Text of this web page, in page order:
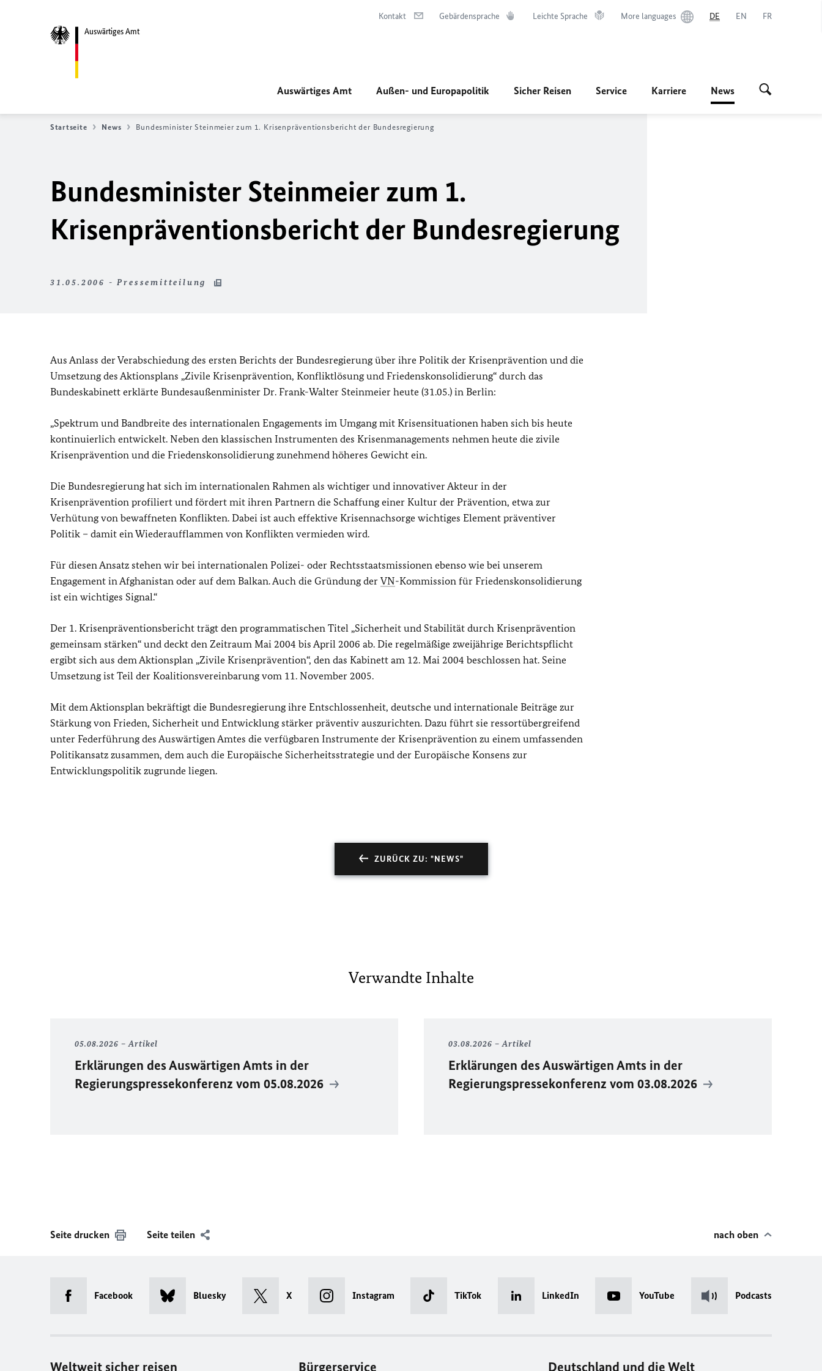
Auswärtiges Amt
Kontakt Gebärdensprache Leichte Sprache More languages DE EN FR
Auswärtiges Amt Außen- und Europapolitik Sicher Reisen Service Karriere News
Startseite News Bundesminister Steinmeier zum 1. Krisenpräventionsbericht der Bundesregierung
Bundesminister Steinmeier zum 1.
Krisenpräventionsbericht der Bundesregierung
31.05.2006 - Pressemitteilung
Aus Anlass der Verabschiedung des ersten Berichts der Bundesregierung über ihre Politik der Krisenprävention und die
Umsetzung des Aktionsplans „Zivile Krisenprävention, Konfliktlösung und Friedenskonsolidierung“ durch das
Bundeskabinett erklärte Bundesaußenminister Dr. Frank-Walter Steinmeier heute (31.05.) in Berlin:
„Spektrum und Bandbreite des internationalen Engagements im Umgang mit Krisensituationen haben sich bis heute
kontinuierlich entwickelt. Neben den klassischen Instrumenten des Krisenmanagements nehmen heute die zivile
Krisenprävention und die Friedenskonsolidierung zunehmend höheres Gewicht ein.
Die Bundesregierung hat sich im internationalen Rahmen als wichtiger und innovativer Akteur in der
Krisenprävention profiliert und fördert mit ihren Partnern die Schaffung einer Kultur der Prävention, etwa zur
Verhütung von bewaffneten Konflikten. Dabei ist auch effektive Krisennachsorge wichtiges Element präventiver
Politik – damit ein Wiederaufflammen von Konflikten vermieden wird.
Für diesen Ansatz stehen wir bei internationalen Polizei- oder Rechtsstaatsmissionen ebenso wie bei unserem
Engagement in Afghanistan oder auf dem Balkan. Auch die Gründung der VN-Kommission für Friedenskonsolidierung
ist ein wichtiges Signal.“
Der 1. Krisenpräventionsbericht trägt den programmatischen Titel „Sicherheit und Stabilität durch Krisenprävention
gemeinsam stärken“ und deckt den Zeitraum Mai 2004 bis April 2006 ab. Die regelmäßige zweijährige Berichtspflicht
ergibt sich aus dem Aktionsplan „Zivile Krisenprävention“, den das Kabinett am 12. Mai 2004 beschlossen hat. Seine
Umsetzung ist Teil der Koalitionsvereinbarung vom 11. November 2005.
Mit dem Aktionsplan bekräftigt die Bundesregierung ihre Entschlossenheit, deutsche und internationale Beiträge zur
Stärkung von Frieden, Sicherheit und Entwicklung stärker präventiv auszurichten. Dazu führt sie ressortübergreifend
unter Federführung des Auswärtigen Amtes die verfügbaren Instrumente der Krisenprävention zu einem umfassenden
Politikansatz zusammen, dem auch die Europäische Sicherheitsstrategie und der Europäische Konsens zur
Entwicklungspolitik zugrunde liegen.
ZURÜCK ZU: "NEWS"
Verwandte Inhalte
05.08.2026 Artikel
Erklärungen des Auswärtigen Amts in der
Regierungspressekonferenz vom 05.08.2026
03.08.2026 Artikel
Erklärungen des Auswärtigen Amts in der
Regierungspressekonferenz vom 03.08.2026
Seite drucken Seite teilen nach oben
Facebook Bluesky X Instagram TikTok LinkedIn YouTube Podcasts
Weltweit sicher reisen Bürgerservice Deutschland und die Welt